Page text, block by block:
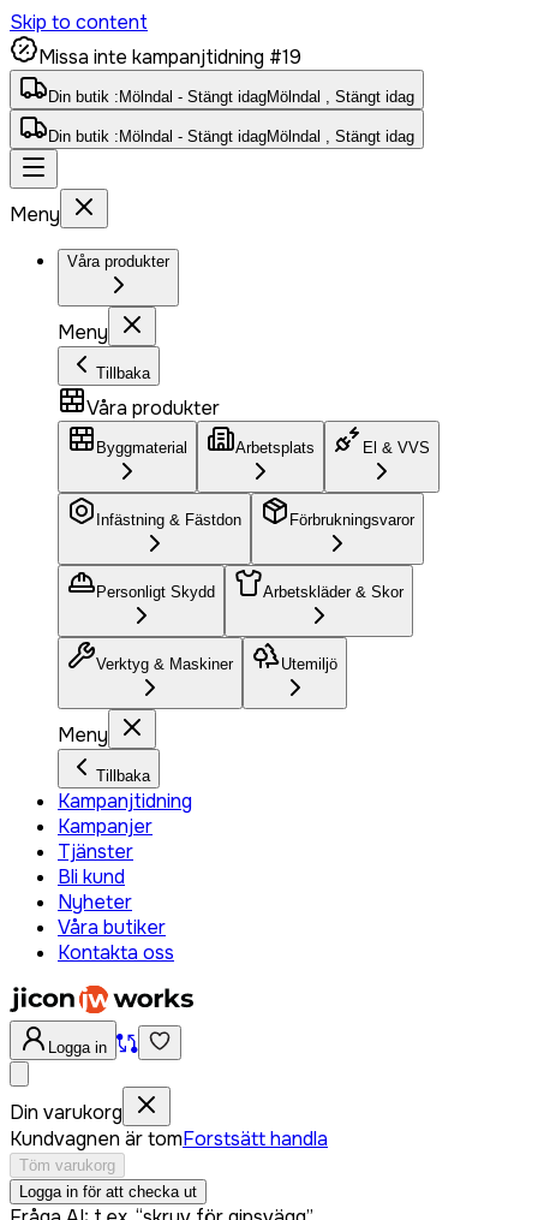
Skip to content
Missa inte kampanjtidning #19
Din butik : Mölndal - Stängt idagMölndal , Stängt idag
Din butik : Mölndal - Stängt idagMölndal , Stängt idag
Meny
Våra produkter
Meny
Tillbaka
Våra produkter
Byggmaterial Arbetsplats El & VVS
Infästning & Fästdon Förbrukningsvaror
Personligt Skydd Arbetskläder & Skor
Verktyg & Maskiner Utemiljö
Meny
Tillbaka
Kampanjtidning
Kampanjer
Tjänster
Bli kund
Nyheter
Våra butiker
Kontakta oss
Logga in
Din varukorg
Kundvagnen är tomForstsätt handla
Töm varukorg
Logga in för att checka ut